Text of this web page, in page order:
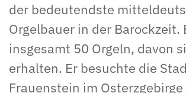
der bedeutendste
Orgelbauer in der Barockzeit.
insgesamt 50 Orgeln, davon
erhalten. Er besuchte die
Frauenstein im